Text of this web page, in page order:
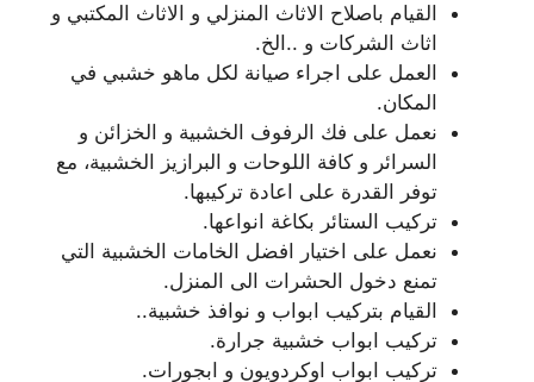
القيام باصلاح الاثاث المنزلي و الاثاث المكتبي و
اثاث الشركات و ..الخ.
العمل على اجراء صيانة لكل ماهو خشبي في
المكان.
نعمل على فك الرفوف الخشبية و الخزائن و
السرائر و كافة اللوحات و البرازيز الخشبية، مع
توفر القدرة على اعادة تركيبها.
تركيب الستائر بكاغة انواعها.
نعمل على اختيار افضل الخامات الخشبية التي
تمنع دخول الحشرات الى المنزل.
القيام بتركيب ابواب و نوافذ خشبية..
تركيب ابواب خشبية جرارة.
تركيب ابواب اوكردويون و ابجورات.